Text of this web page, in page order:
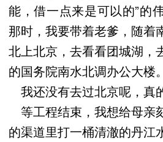
能，借一点来是可以的”的
那时，我要带着老爹，随着
北上北京，去看看团城湖，
的国务院南水北调办公大楼。
我还没有去过北京呢，真
等工程结束，我想给母亲
的渠道里打一桶清澈的丹江